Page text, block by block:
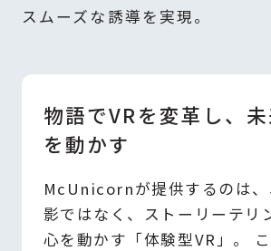
スムーズな誘導を実現。
物語でVRを変革し、
を動かす
McUnicornが提供するのは、
影ではなく、ストーリーテリ
心を動かす「体験型VR」。 こ